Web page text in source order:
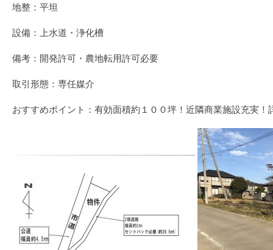
地整：平坦
設備：上水道・浄化槽
備考：開発許可・農地転用許可必要
取引形態：専任媒介
おすすめポイント：有効面積約１００坪！近隣商業施設充実！